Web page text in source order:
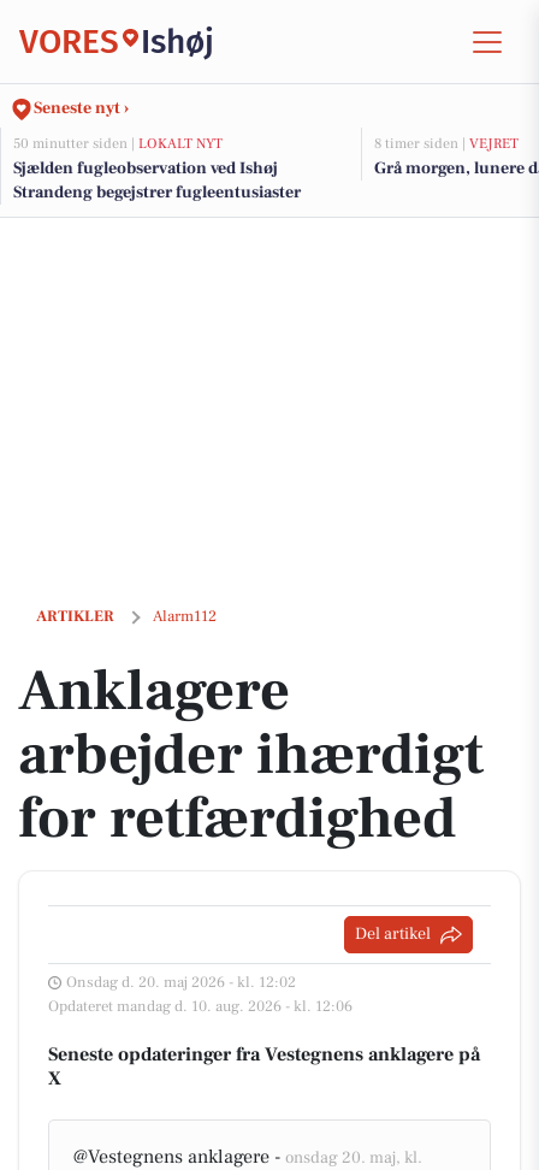
VORES Ishøj
Seneste nyt ›
50 minutter siden | LOKALT NYT
Sjælden fugleobservation ved Ishøj
Strandeng begejstrer fugleentusiaster
8 timer siden | VEJRET
Grå morgen, lunere
ARTIKLER Alarm112
Anklagere arbejder ihærdigt for retfærdighed
Anklagere
arbejder ihærdigt
for retfærdighed
Del artikel
Onsdag d. 20. maj 2026 - kl. 12:02
Opdateret mandag d. 10. aug. 2026 - kl. 12:06
Seneste opdateringer fra Vestegnens anklagere på
X
@Vestegnens anklagere - onsdag 20. maj, kl.